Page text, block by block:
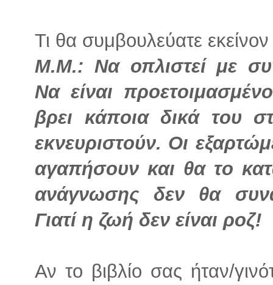
Τι θα συμβουλεύατε
Μ.Μ.: Να οπλιστεί με
Να είναι
βρει κάποια δικά του
εκνευριστούν. Οι
αγαπήσουν και θα το
ανάγνωσης δεν θα
Γιατί η ζωή δεν είναι ροζ!
Αν το βιβλίο σας ήταν/